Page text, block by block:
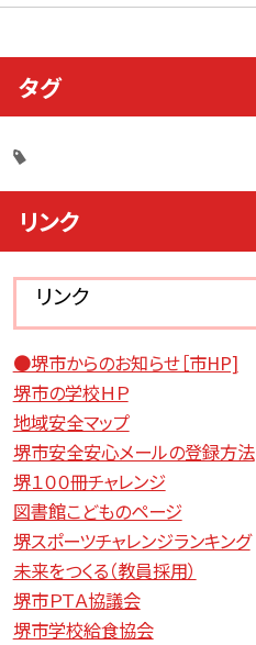
タグ
リンク
リンク
●堺市からのお知らせ［市HP]
堺市の学校ＨＰ
地域安全マップ
堺市安全安心メールの登録方法
堺１００冊チャレンジ
図書館こどものページ
堺スポーツチャレンジランキング
未来をつくる（教員採用）
堺市ＰＴＡ協議会
堺市学校給食協会